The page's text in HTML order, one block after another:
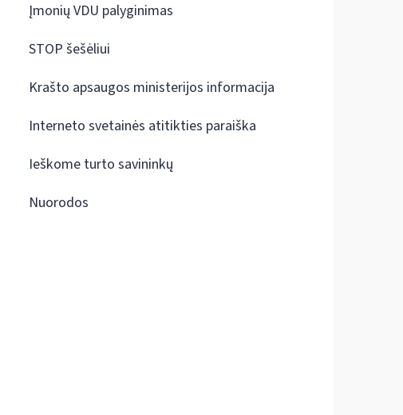
Įmonių VDU palyginimas
STOP šešėliui
Krašto apsaugos ministerijos informacija
Interneto svetainės atitikties paraiška
Ieškome turto savininkų
Nuorodos